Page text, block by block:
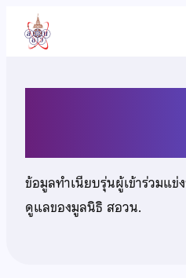
เนื้อหา
ข้อมูลทำเนียบรุ่นผู้เข้าร่วมแข่
ดูแลของมูลนิธิ สอวน.